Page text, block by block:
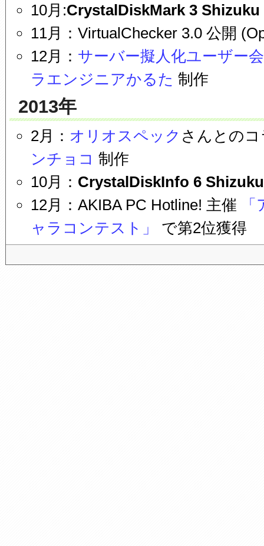
10月:CrystalDiskMark 3
11月：VirtualChecker 3.0 公開
12月： サーバー擬人化ユーザー会
ラエンジニアかるた 制作
2013年
2月： オリオスペック さんとの
ンチョコ 制作
10月： CrystalDiskInfo 6
12月：AKIBA PC Hotline! 主催
ャラコンテスト」
で第2位獲得